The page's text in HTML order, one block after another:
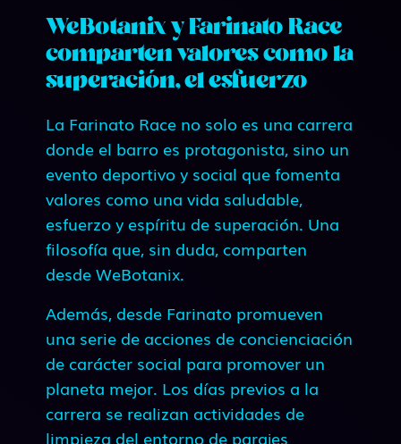
WeBotanix y Farinato Race
comparten valores como la
superación, el esfuerzo
La Farinato Race no solo es una carrera
donde el barro es protagonista, sino un
evento deportivo y social que fomenta
valores como una vida saludable,
esfuerzo y espíritu de superación. Una
filosofía que, sin duda, comparten
desde WeBotanix.
Además, desde Farinato promueven
una serie de acciones de concienciación
de carácter social para promover un
planeta mejor. Los días previos a la
carrera se realizan actividades de
limpieza del entorno de parajes